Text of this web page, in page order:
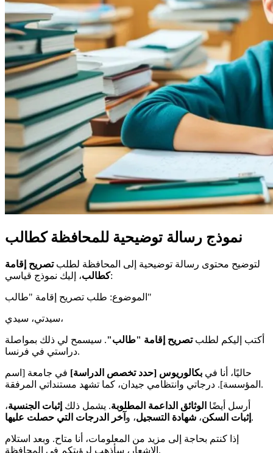
نموذج رسالة توضيحية للمحافظة كطالب
لتوضيح محتوى رسالة توضيحية إلى المحافظة لطلبتصريح إقامة
كطالب، إليك نموذج قياسي:
الموضوع: طلب تصريح إقامة "طالب"
سيدتي، سيدي،
أكتب إليكم لطلبتصريح إقامة "طالب". سيسمح لي ذلك بمواصلة
دراستي في فرنسا.
حاليًا، أنا في بكالوريوس [حدد تخصص الدراسة] في جامعة [اسم
المؤسسة]. درجاتي وانتظامي جيدان، كما تشهد مستنداتي المرفقة.
أرسل أيضًا الوثائق الداعمة المطلوبة. يشمل ذلك إثبات الجنسية،
إثبات السكن، شهادة التسجيل، و آخر الدرجات التي حصلت عليها .
إذا كنتم بحاجة إلى مزيد من المعلومات، أنا متاح. وبعد استلام
الإشعار، سأذهب لرؤيتكم في المحافظة.